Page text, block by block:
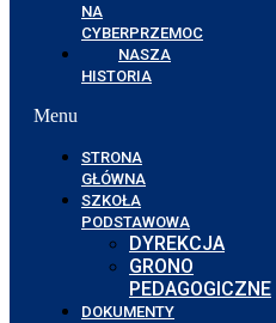
NA
CYBERPRZEMOC
NASZA
HISTORIA
Menu
STRONA
GŁÓWNA
SZKOŁA
PODSTAWOWA
DYREKCJA
GRONO
PEDAGOGICZNE
DOKUMENTY